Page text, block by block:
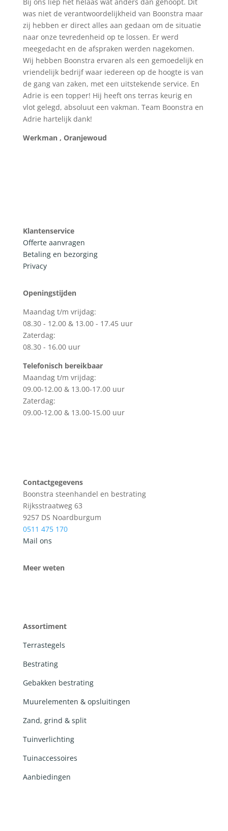
was niet de verantwoordelijkheid van Boonstra maar
zij hebben er direct alles aan gedaan om de situatie
naar onze tevredenheid op te lossen. Er werd
meegedacht en de afspraken werden nagekomen.
Wij hebben Boonstra ervaren als een gemoedelijk en
vriendelijk bedrijf waar iedereen op de hoogte is van
de gang van zaken, met een uitstekende service. En
Adrie is een topper! Hij heeft ons terras keurig en
vlot gelegd, absoluut een vakman. Team Boonstra en
Adrie hartelijk dank!
Werkman , Oranjewoud
Klantenservice
Offerte aanvragen
Betaling en bezorging
Privacy
Openingstijden
Maandag t/m vrijdag:
08.30 - 12.00 & 13.00 - 17.45 uur
Zaterdag:
08.30 - 16.00 uur
Telefonisch bereikbaar
Maandag t/m vrijdag:
09.00-12.00 & 13.00-17.00 uur
Zaterdag:
09.00-12.00 & 13.00-15.00 uur
Contactgegevens
Boonstra steenhandel en bestrating
Rijksstraatweg 63
9257 DS Noardburgum
0511 475 170
Mail ons
Meer weten
Assortiment
Terrastegels
Bestrating
Gebakken bestrating
Muurelementen & opsluitingen
Zand, grind & split
Tuinverlichting
Tuinaccessoires
Aanbiedingen